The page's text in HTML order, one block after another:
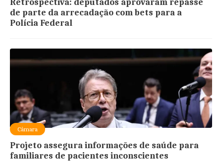
Retrospectiva: deputados aprovaram repasse
de parte da arrecadação com bets para a
Polícia Federal
Câmara
Projeto assegura informações de saúde para
familiares de pacientes inconscientes